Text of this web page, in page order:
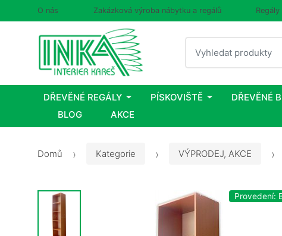
O nás Zakázková výroba nábytku a regálů
Vyhledat
DŘEVĚNÉ REGÁLY PÍSKOVIŠTĚ DŘEVĚNÉ
BLOG
AKCE
Domů Kategorie VÝPRODEJ, AKCE
Provedení: